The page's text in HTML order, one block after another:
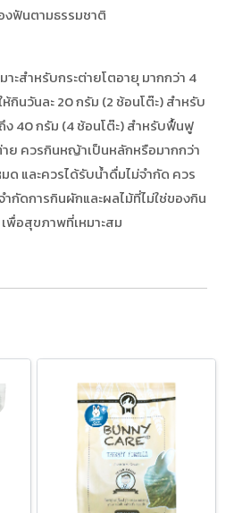
งฟันตามธรรมชาติ
ะสำหรับกระต่ายโตอายุ มากกว่า 4
กินวันละ 20 กรัม (2 ช้อนโต๊ะ) สำหรับ
ง 40 กรัม (4 ช้อนโต๊ะ) สำหรับฟื้นฟู
ย ควรกินหญ้าเป็นหลักหรือมากกว่า
ด และควรได้รับน้ำดื่มไม่จำกัด ควร
ำกัดการกินผักและผลไม้ที่ไม่ใช่ของกิน
พื่อสุขภาพที่เหมาะสม